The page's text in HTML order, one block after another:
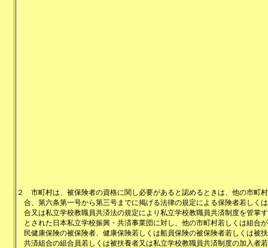
２
市町村は、被保険者の資格に関し必要があると認めるときは、他の市町
合、第六条第一号から第三号までに掲げる法律の規定による保険者若しく
合又は私立学校教職員共済法の規定により私立学校教職員共済制度を管掌
とされた日本私立学校振興・共済事業団に対し、他の市町村若しくは組合
民健康保険の被保険者、健康保険若しくは船員保険の被保険者若しくは被
共済組合の組合員若しくは被扶養者又は私立学校教職員共済制度の加入者